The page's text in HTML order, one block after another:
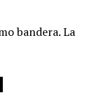
bandera. La